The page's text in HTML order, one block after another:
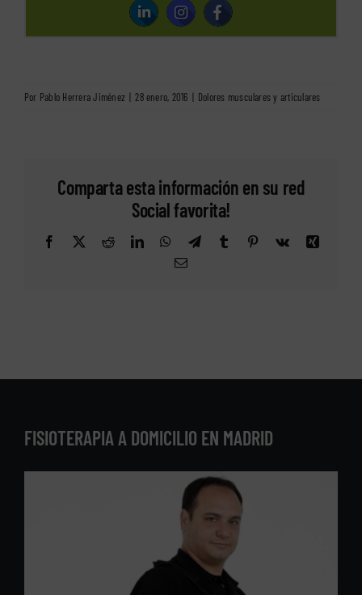
Por Pablo Herrera Jiménez 28 enero, 2016 Dolores musculares y articulares
Comparta esta información en su red
Social favorita!
Facebook
X RedditLinkedInWhatsApp
TelegramTumblr Pinterest
Vk
Correo
FISIOTERAPIA A DOMICILIO EN MADRID